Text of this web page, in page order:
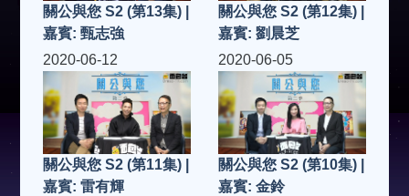
關公與您 S2 (第13集) |
嘉賓: 甄志強
關公與您 S2 (第12集) |
嘉賓: 劉晨芝
2020-06-12
關公與您 S2 (第11集) |
嘉賓: 雷有輝
2020-06-05
關公與您 S2 (第10集) |
嘉賓: 金鈴